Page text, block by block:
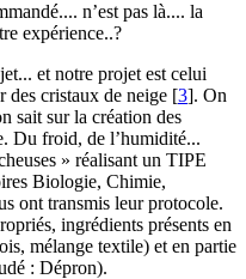
n’est pas là.... la
expérience..?
et notre projet est celui
des cristaux de neige [3]. On
sait sur la création des
Du froid, de l’humidité...
» réalisant un TIPE
Biologie, Chimie,
ont transmis leur protocole.
ingrédients présents en
mélange textile) et en partie
: Dépron).